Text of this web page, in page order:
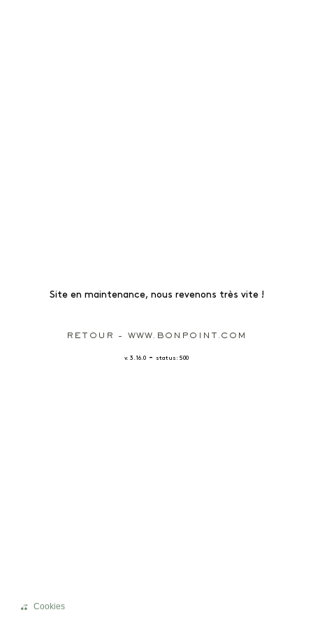
Site en maintenance, nous revenons très vite !
RETOUR - WWW.BONPOINT.COM
v. 3.16.0 - status: 500